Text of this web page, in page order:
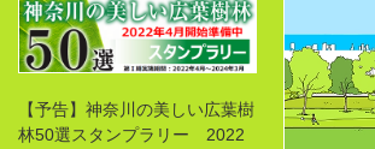
【予告】神奈川の美しい広葉樹
林50選スタンプラリー 2022